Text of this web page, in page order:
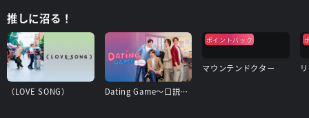
推しに沼る！
（LOVE SONG） Dating Game〜口説いてもいいですか、ボス!?〜
ポイントバック
マウンテンドクター